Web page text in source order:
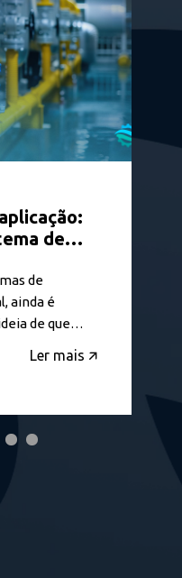
de
cada
de
ainda é
de que
a
Ler mais 🡭